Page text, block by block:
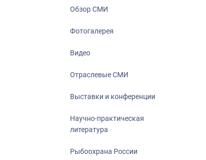
Обзор СМИ
Фотогалерея
Видео
Отраслевые СМИ
Выставки и конференции
Научно-практическая
литература
Рыбоохрана России